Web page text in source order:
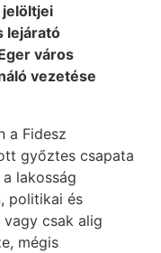
jelöltjei
lejárató
város
vezetése
a Fidesz
győztes csapata
lakosság
politikai és
csak alig
mégis